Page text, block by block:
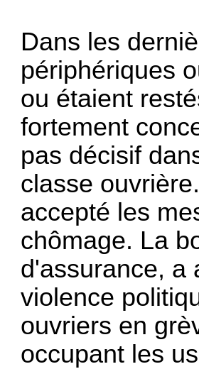
Dans les
périphériques
ou étaient
fortement
pas dé­cisif
classe
accepté les
chômage. La
d'assurance, a
vio­lence
ouvriers en
occupant les